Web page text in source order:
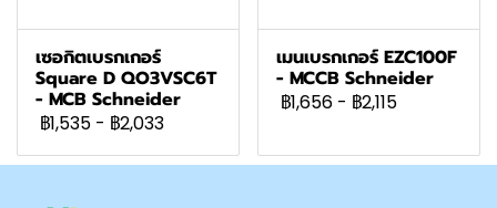
เซอกิตเบรกเกอร์
Square D QO3VSC6T
- MCB Schneider
฿1,535 - ฿2,033
เมนเบรกเกอร์ EZC100F
- MCCB Schneider
฿1,656 - ฿2,115